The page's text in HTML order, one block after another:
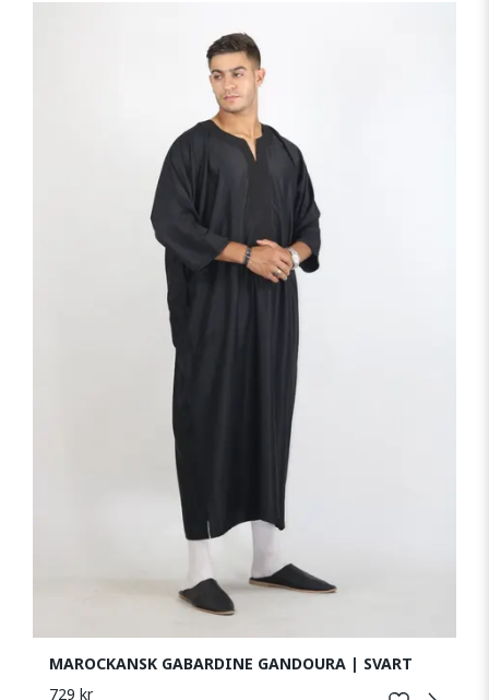
MAROCKANSK GABARDINE GANDOURA | SVART
729 kr